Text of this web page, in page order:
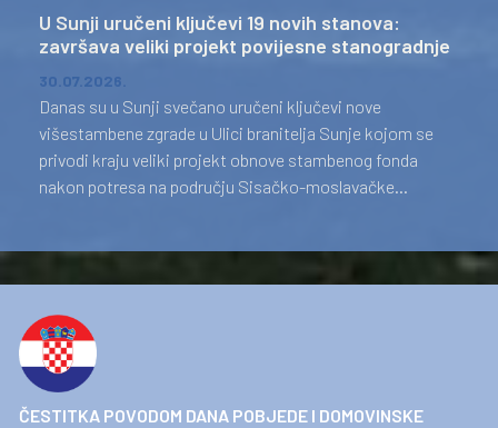
U Sunji uručeni ključevi 19 novih stanova:
završava veliki projekt povijesne stanogradnje
30.07.2026.
Danas su u Sunji svečano uručeni ključevi nove
višestambene zgrade u Ulici branitelja Sunje kojom se
privodi kraju veliki projekt obnove stambenog fonda
nakon potresa na području Sisačko-moslavačke...
ČESTITKA POVODOM DANA POBJEDE I DOMOVINSKE